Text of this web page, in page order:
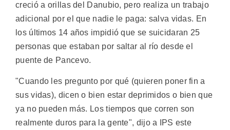
creció a orillas del Danubio, pero realiza un trabajo
adicional por el que nadie le paga: salva vidas. En
los últimos 14 años impidió que se suicidaran 25
personas que estaban por saltar al río desde el
puente de Pancevo.
"Cuando les pregunto por qué (quieren poner fin a
sus vidas), dicen o bien estar deprimidos o bien que
ya no pueden más. Los tiempos que corren son
realmente duros para la gente", dijo a IPS este